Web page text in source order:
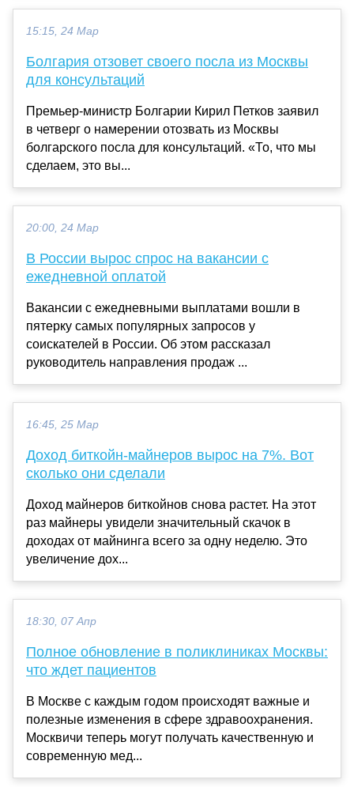
15:15, 24 Мар
Болгария отзовет своего посла из Москвы
для консультаций
Премьер-министр Болгарии Кирил Петков заявил
в четверг о намерении отозвать из Москвы
болгарского посла для консультаций. «То, что мы
сделаем, это вы...
20:00, 24 Мар
В России вырос спрос на вакансии с
ежедневной оплатой
Вакансии с ежедневными выплатами вошли в
пятерку самых популярных запросов у
соискателей в России. Об этом рассказал
руководитель направления продаж ...
16:45, 25 Мар
Доход биткойн-майнеров вырос на 7%. Вот
сколько они сделали
Доход майнеров биткойнов снова растет. На этот
раз майнеры увидели значительный скачок в
доходах от майнинга всего за одну неделю. Это
увеличение дох...
18:30, 07 Апр
Полное обновление в поликлиниках Москвы:
что ждет пациентов
В Москве с каждым годом происходят важные и
полезные изменения в сфере здравоохранения.
Москвичи теперь могут получать качественную и
современную мед...